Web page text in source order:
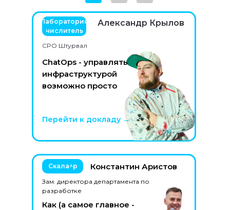
Битрикс24
Hart digital
ДАЛЕЕ Ася Маркевич
HRD
Флаг Софт
Лаборатория
числитель
CPO Штурвал
ChatOps - управлять
инфраструктурой
возможно просто
Перейти к докладу →
Александр Крылов
Скала^р Константин Аристов
Зам. директора департамента по
разработке
Как (а самое главное -